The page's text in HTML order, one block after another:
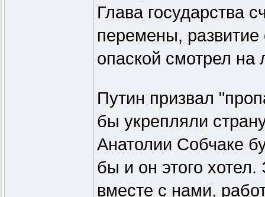
Глава государства
перемены,
опаской смотрел
Путин призвал
бы укрепляли
Анатолии Собчаке
бы и он этого хотел.
вместе с нами,